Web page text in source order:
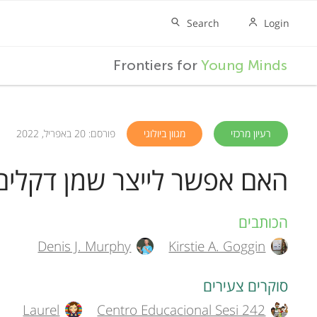
Frontiers for Young Minds
רעיון מרכזי מגוון ביולוגי פורסם: 20 באפריל, 2022
האם אפשר לייצר שמן דקלים
A
u
t
הכותבים
Kirstie A. Goggin
Denis J. Murphy
סוקרים צעירים
Centro Educacional Sesi 242
Laurel